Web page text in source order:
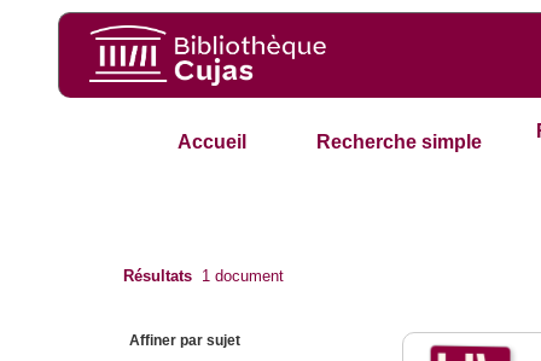
Accueil Recherche simple
Résultats 1 document
Affiner par sujet